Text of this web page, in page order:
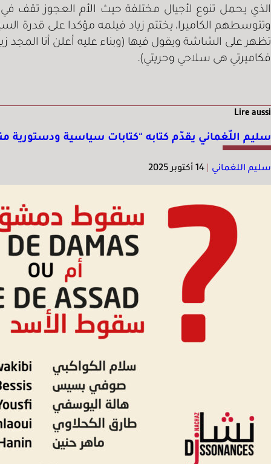
الذي يحمل تنوع لأجيال مختلفة حيث الأم العجوز تقف
وتتوسطهم الكاميرا، يختتم زياد فيلمه مؤكدا على قدرة
تظهر على الشاشة ويقول فيها (وبناء عليه أعلن أنا
فكاميرتي هى سلاحي وحريتي).
Lire aussi
سليم اللّغماني يقدّم كتابه “كتابات سياسية ودستورية
سليم اللغماني | 14 أكتوبر 2025